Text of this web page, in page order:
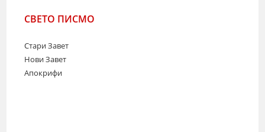
СВЕТО ПИСМО
Стари Завет
Нови Завет
Апокрифи